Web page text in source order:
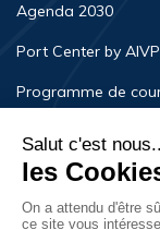
Agenda 2030
Port Center by AIVP
Programme de
Newsroom
Événements